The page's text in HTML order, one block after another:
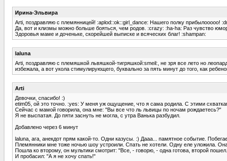
Ирина-Эльвира
Arti, поздравляю с племянницей! :aplod::ok::girl_dance: Нашего полку прибылооооо!
Да, вот и клизмы можно больше бояться, чем родов. :crazy: :ha-ha: Раз чувство
Здоровья маме и доченьке, скорейшей выписке и всяческих благ! :shampan:
laluna
Arti, поздравляю с племяшкой львяшкой-тигряшкой:smeil:, не зря все лето но
избежала, а вот укола стимулирующего, буквально за пять минут до того, как
Arti
Девочки, спасибо! :)
etim05, ой это точно. :yes: У меня уж ощущение, что я сама родила. С этими
Сейчас с мамой говорила, она мне: "Вы все что ль львицы по ночам рождаетесь?"
Я не выспатая. До пяти заснуть не могла, с утра Ванька разбудил.
Добавлено через 6 минут
laluna, ага, анекдот прям какой-то. Одни казусы. :) Дааа... памятное событие.
Племянники мне тоже ночью шоу устроили. Спать не хотели. Одну еле уложила.
Пошла ко второму, он мультики смотрит: "Все, - говорю, - одна готова, второй
И пробасил: "А я не хочу спать!"